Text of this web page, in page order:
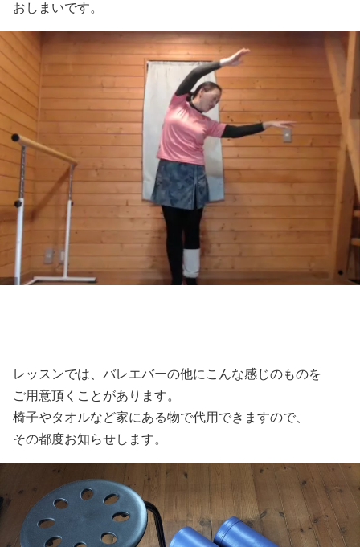
おしまいです。
レッスンでは、バレエバーの他にこんな感じのものを
ご用意頂くことがあります。
椅子やタオルなど家にある物で代用できますので、
その都度お知らせします。